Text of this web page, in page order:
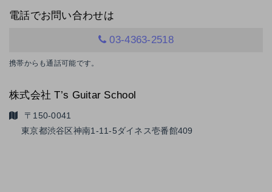
電話でお問い合わせは
03-4363-2518
携帯からも通話可能です。
株式会社 T’s Guitar School
〒150-0041
東京都渋谷区神南1-11-5ダイネス壱番館409